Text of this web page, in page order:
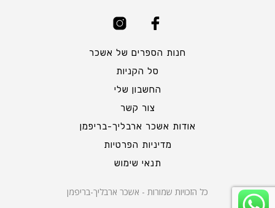
חנות הספרים של אשכר
סל הקניות
החשבון שלי
צור קשר
אודות אשכר ארבליך-בריפמן
מדיניות הפרטיות
תנאי שימוש
כל הזכויות שמורות - אשכר ארבליך-בריפמן